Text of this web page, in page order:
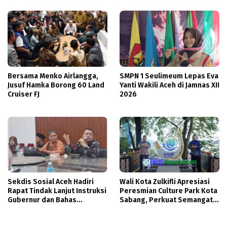
Bersama Menko Airlangga,
Jusuf Hamka Borong 60 Land
Cruiser FJ
SMPN 1 Seulimeum Lepas Eva
Yanti Wakili Aceh di Jamnas XII
2026
Sekdis Sosial Aceh Hadiri
Rapat Tindak Lanjut Instruksi
Gubernur dan Bahas
Wali Kota Zulkifli Apresiasi
Peresmian Culture Park Kota
Sabang, Perkuat Semangat